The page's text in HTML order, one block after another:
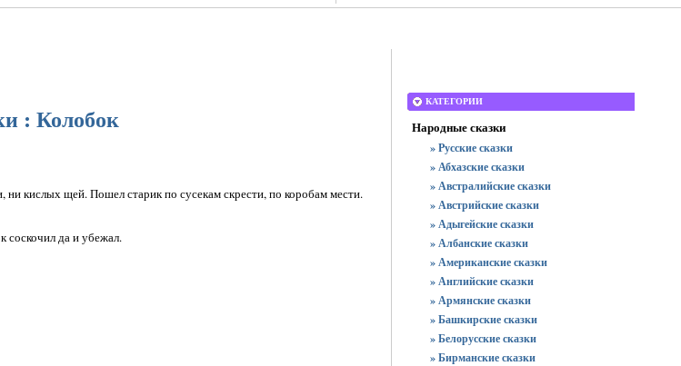
: Колобок
кислых щей. Пошел старик по сусекам скрести, по коробам мести.
соскочил да и убежал.
КАТЕГОРИИ
Народные сказки
» Русские сказки
» Абхазские сказки
» Австралийские сказки
» Австрийские сказки
» Адыгейские сказки
» Албанские сказки
» Американские сказки
» Английские сказки
» Армянские сказки
» Башкирские сказки
» Белорусские сказки
» Бирманские сказки